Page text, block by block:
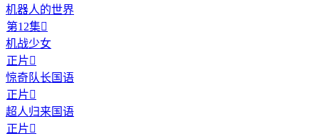
机器人的世界
第12集
机战少女
正片
惊奇队长国语
正片
超人归来国语
正片